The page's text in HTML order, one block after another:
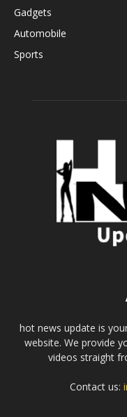
Gadgets
Automobile
Sports
hot news update is
website. We provide
videos straight
Contact us: